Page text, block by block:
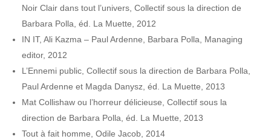
Noir Clair dans tout l’univers, Collectif sous la direction de
Barbara Polla, éd. La Muette, 2012
IN IT, Ali Kazma – Paul Ardenne, Barbara Polla, Managing
editor, 2012
L’Ennemi public, Collectif sous la direction de Barbara Polla,
Paul Ardenne et Magda Danysz, éd. La Muette, 2013
Mat Collishaw ou l’horreur délicieuse, Collectif sous la
direction de Barbara Polla, éd. La Muette, 2013
Tout à fait homme, Odile Jacob, 2014